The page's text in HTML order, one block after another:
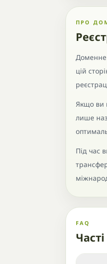
ПРО
Доменне
цій
Якщо ви
лише
Під час
FAQ